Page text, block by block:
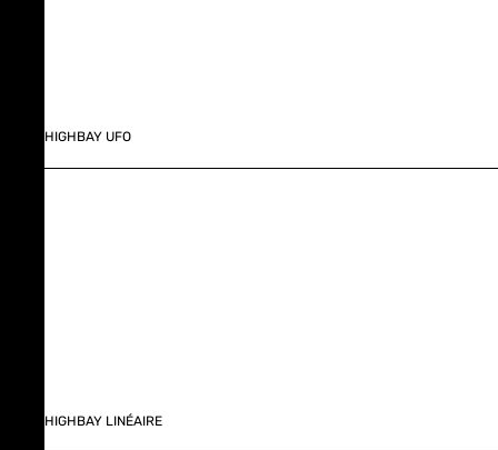
HIGHBAY UFO
HIGHBAY LINÉAIRE